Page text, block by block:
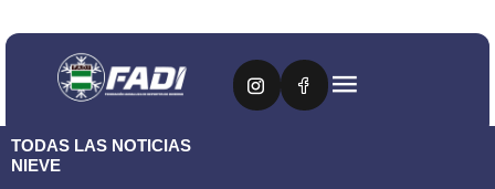
TODAS LAS NOTICIAS
NIEVE